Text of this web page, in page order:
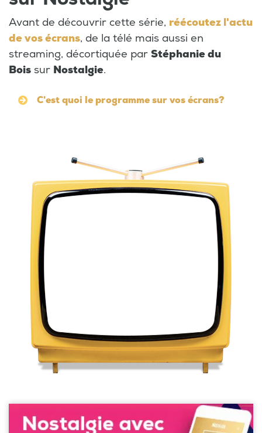
Avant de découvrir cette série, réécoutez l'actu
de vos écrans, de la télé mais aussi en
streaming, décortiquée par Stéphanie du
Bois sur Nostalgie.
C'est quoi le programme sur vos écrans?